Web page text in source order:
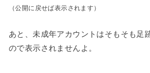
（公開に戻せば表示されます）
あと、未成年アカウントはそもそも足
ので表示されませんよ。